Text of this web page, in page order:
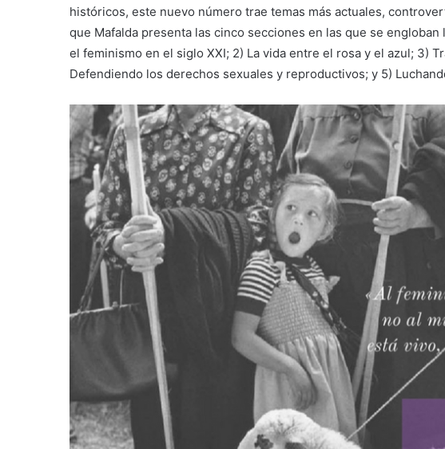
históricos, este nuevo número trae temas más actuales,
que Mafalda presenta las cinco secciones en las que se
el feminismo en el siglo XXI; 2) La vida entre el rosa y el azul; 3)
Defendiendo los derechos sexuales y reproductivos; y 5)